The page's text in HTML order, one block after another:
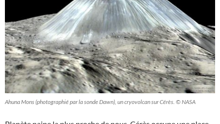
Ahuna Mons (photographié par la sonde Dawn), un cryovolcan sur Cérès. © NASA